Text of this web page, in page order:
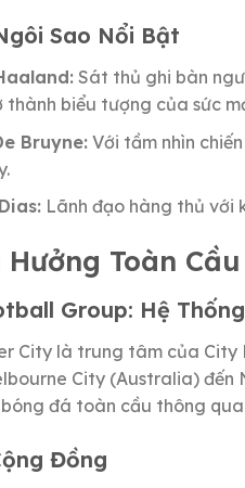
Sao Nổi Bật
Sát thủ ghi bàn
thành biểu tượng của sức
Bruyne:Với tầm nhìn
Lãnh đạo hàng thủ với
Hưởng Toàn
Group: Hệ
City là trung tâm của City
City (Australia) đến
đá toàn cầu thông
Đồng